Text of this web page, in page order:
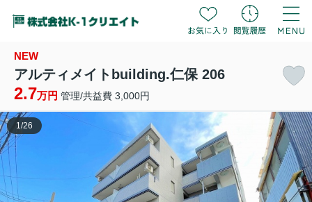
NEW
アルティメイトbuilding.仁保 206
2.7万円 管理/共益費 3,000円
1 /26